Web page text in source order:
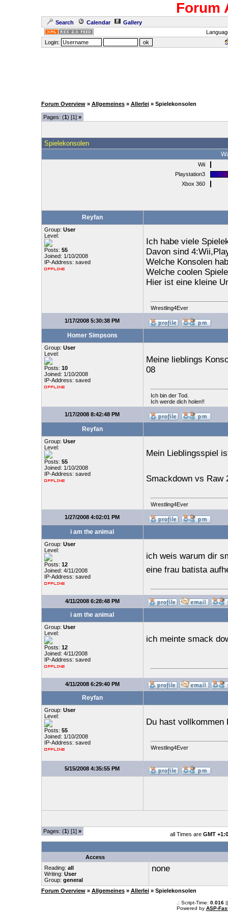
Forum
Search Calendar
Gallery
Login:
Forum Overview » Allgemeines » Allerlei » Spielekonsolen
Pages: (1) [1] »
Spielekonsolen
Wii
Playstation3
Xbox 360
Reyfan
Group: User
Level:
Posts: 55
Joined: 1/10/2008
IP-Address: saved
Ich habe viele
Davon sind
Welche Konsolen
Welche coolen
Hier ist eine kleine
Wrestling4Ever
1/17/2008 5:30:38 PM
Homer Simpsons
Group: User
Level:
Posts: 10
Joined: 1/10/2008
IP-Address: saved
Meine lieblings
08
Ich bin der Tod.
Ich werde dich holen!!
1/17/2008 8:42:48 PM
Reyfan
Group: User
Level:
Posts: 55
Joined: 1/10/2008
IP-Address: saved
Mein Lieblingsspiel
Smackdown vs Raw
Wrestling4Ever
1/27/2008 4:02:01 PM
i am the animal
Group: User
Level:
Posts: 12
Joined: 4/11/2008
IP-Address: saved
ich weis warum dir
eine frau batista
4/11/2008 6:28:48 PM
i am the animal
Group: User
Level:
Posts: 12
Joined: 4/11/2008
IP-Address: saved
ich meinte smack
4/11/2008 6:29:40 PM
Reyfan
Group: User
Level:
Posts: 55
Joined: 1/10/2008
IP-Address: saved
Du hast vollkommen
Wrestling4Ever
5/15/2008 4:35:55 PM
Pages: (1) [1] » all Times are GMT
Access
Reading: all
Writing: User
Group: general
none
Forum Overview » Allgemeines » Allerlei » Spielekonsolen
.: Script-Time: 0.016||
Powered by ASP-